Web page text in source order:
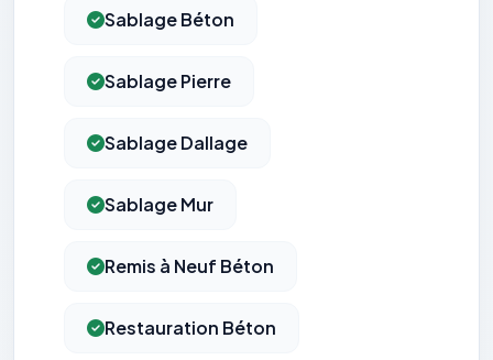
Sablage Béton
Sablage Pierre
Sablage Dallage
Sablage Mur
Remis à Neuf Béton
Restauration Béton